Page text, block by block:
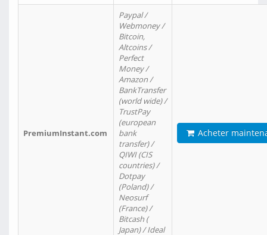
PremiumInstant.com
Paypal /
Webmoney /
Bitcoin,
Altcoins /
Perfect
Money /
Amazon /
BankTransfer
(world wide) /
TrustPay
(european
bank
transfer) /
QIWI (CIS
countries) /
Dotpay
(Poland) /
Neosurf
(France) /
Bitcash (
Japan) / Ideal
Acheter